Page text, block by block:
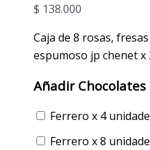
$ 138.000
Caja de 8 rosas,
espumoso jp chenet x
Añadir Chocolates
Ferrero x 4
Ferrero x 8